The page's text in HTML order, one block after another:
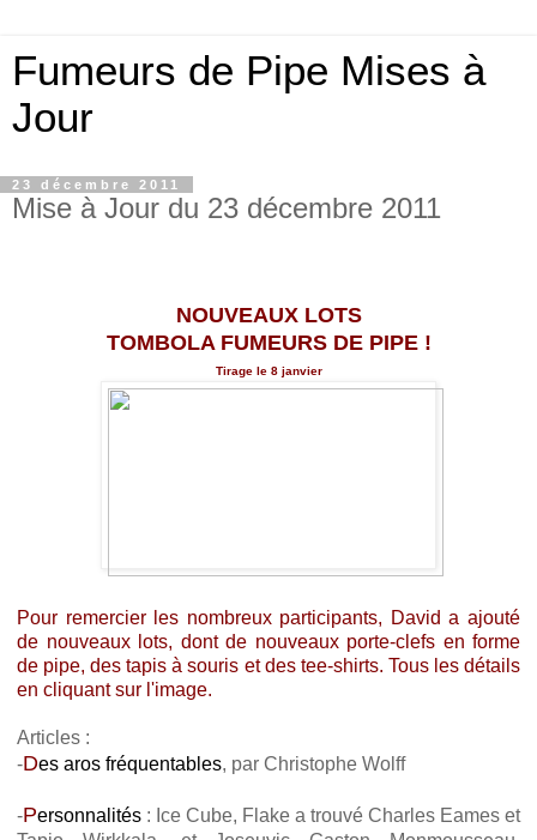
Fumeurs de Pipe Mises à
Jour
23 décembre 2011
Mise à Jour du 23 décembre 2011
NOUVEAUX LOTS
TOMBOLA FUMEURS DE PIPE !
Tirage le 8 janvier
Pour remercier les nombreux participants, David a ajouté
de nouveaux lots, dont de nouveaux porte-clefs en forme
de pipe, des tapis à souris et des tee-shirts. Tous les détails
en cliquant sur l'image.
Articles :
-Des aros fréquentables, par Christophe Wolff
-Personnalités : Ice Cube, Flake a trouvé Charles Eames et